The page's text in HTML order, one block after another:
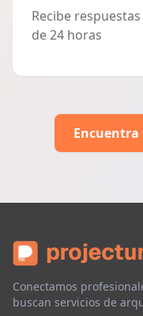
Recibe
de 24 horas
Conectamos
buscan servicios de